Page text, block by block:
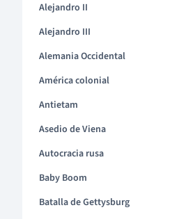
Alejandro II
Alejandro III
Alemania Occidental
América colonial
Antietam
Asedio de Viena
Autocracia rusa
Baby Boom
Batalla de Gettysburg